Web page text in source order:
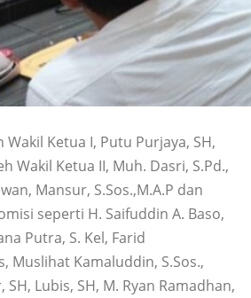
Ketua I, Putu Purjaya, SH,
Wakil Ketua II, Muh. Dasri, S.Pd.,
Mansur, S.Sos.,M.A.P dan
seperti H. Saifuddin A. Baso,
Putra, S. Kel, Farid
Muslihat Kamaluddin, S.Sos.,
SH, Lubis, SH, M. Ryan Ramadhan,